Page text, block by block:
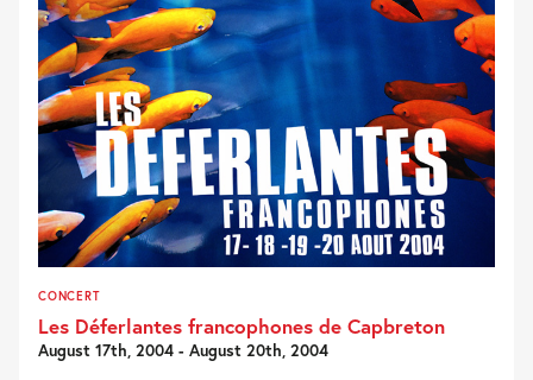
CONCERT
Les Déferlantes francophones de Capbreton
August 17th, 2004 - August 20th, 2004